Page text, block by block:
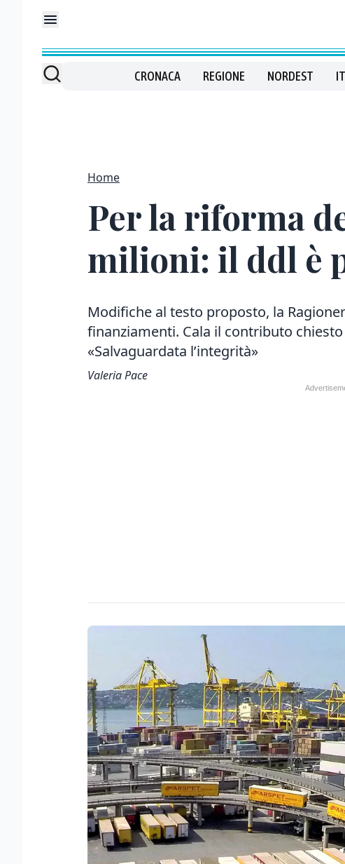
CRONACA REGIONE NORDEST
Home
Per la riforma
milioni: il ddl è
Modifiche al testo proposto, la
finanziamenti. Cala il contributo
«Salvaguardata l’integrità»
Valeria Pace